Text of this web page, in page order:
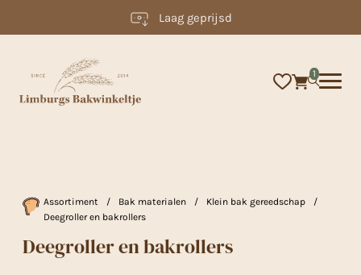
Laag geprijsd
1
Assortiment / Bak materialen / Klein bak gereedschap
/
Deegroller en bakrollers
Deegroller en bakrollers